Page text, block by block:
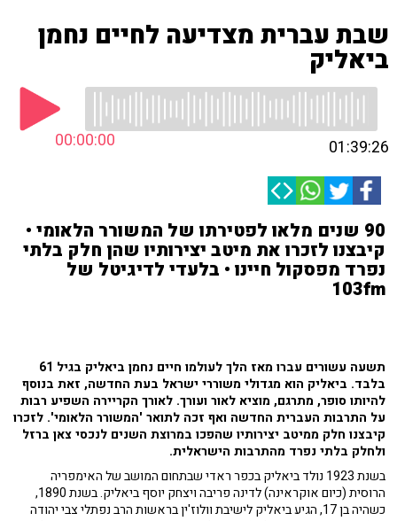
שבת עברית מצדיעה לחיים נחמן
ביאליק
00:00:00 01:39:26
90 שנים מלאו לפטירתו של המשורר הלאומי •
קיבצנו לזכרו את מיטב יצירותיו שהן חלק בלתי
נפרד מפסקול חיינו • בלעדי לדיגיטל של
103fm
תשעה עשורים עברו מאז הלך לעולמו חיים נחמן ביאליק בגיל 61
בלבד. ביאליק הוא מגדולי משוררי ישראל בעת החדשה, זאת בנוסף
להיותו סופר, מתרגם, מוציא לאור ועורך. לאורך הקריירה השפיע רבות
על התרבות העברית החדשה ואף זכה לתואר 'המשורר הלאומי'. לזכרו
קיבצנו חלק ממיטב יצירותיו שהפכו במרוצת השנים לנכסי צאן ברזל
ולחלק בלתי נפרד מהתרבות הישראלית.
בשנת 1923 נולד ביאליק בכפר ראדי שבתחום המושב של האימפריה
הרוסית (כיום אוקראינה) לדינה פריבה ויצחק יוסף ביאליק. בשנת 1890,
כשהיה בן 17, הגיע ביאליק לישיבת וולוז'ין בראשות הרב נפתלי צבי יהודה